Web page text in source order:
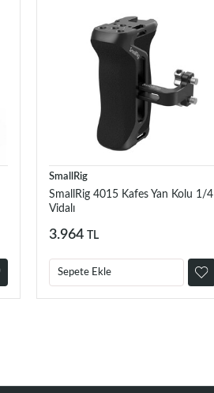
SmallRig
SmallRig 4015 Kafes Yan Kolu 1/4
Vidalı
3.964 TL
Sepete Ekle